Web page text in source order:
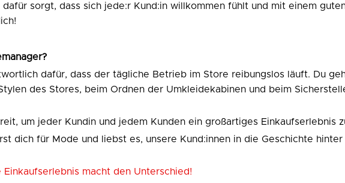
sorgt, dass sich jede:r Kund:in willkommen fühlt und mit einem
dafür, dass der tägliche Betrieb im Store reibungslos läuft. Du
des Stores, beim Ordnen der Umkleidekabinen und beim
um jeder Kundin und jedem Kunden ein großartiges Einkaufserlebnis
dich für Mode und liebst es, unsere Kund:innen in die Geschichte
macht den Unterschied!